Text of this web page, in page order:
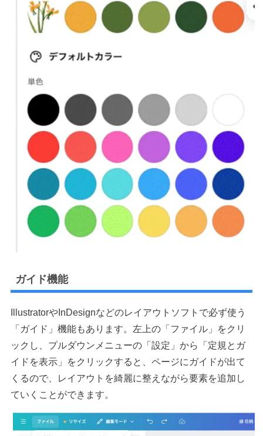
ガイド機能
IllustratorやInDesignなどのレイアウトソフトで必ず使う
「ガイド」機能もあります。左上の「ファイル」をクリ
ックし、プルダウンメニューの「設定」から「定規とガ
イドを表示」をクリックすると、ページにガイドが出て
くるので、レイアウトを綺麗に整えながら要素を追加し
ていくことができます。